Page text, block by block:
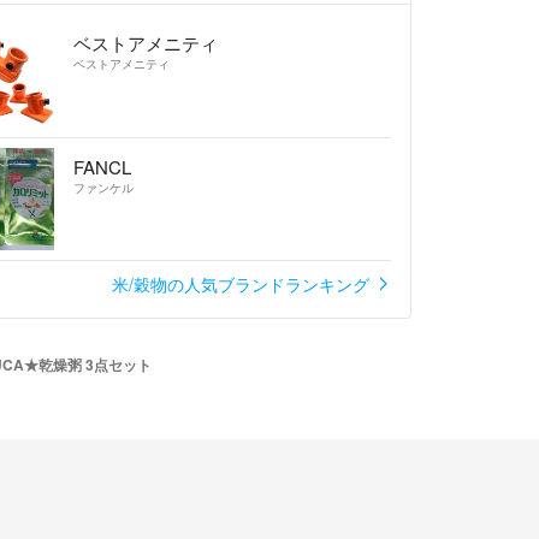
合があります。ご了承下さい。
ありがとうございました！
ベストアメニティ
ベストアメニティ
FANCL
ファンケル
米/穀物の人気ブランドランキング
乾燥粥 3点セット